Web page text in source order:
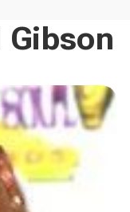
Gibson